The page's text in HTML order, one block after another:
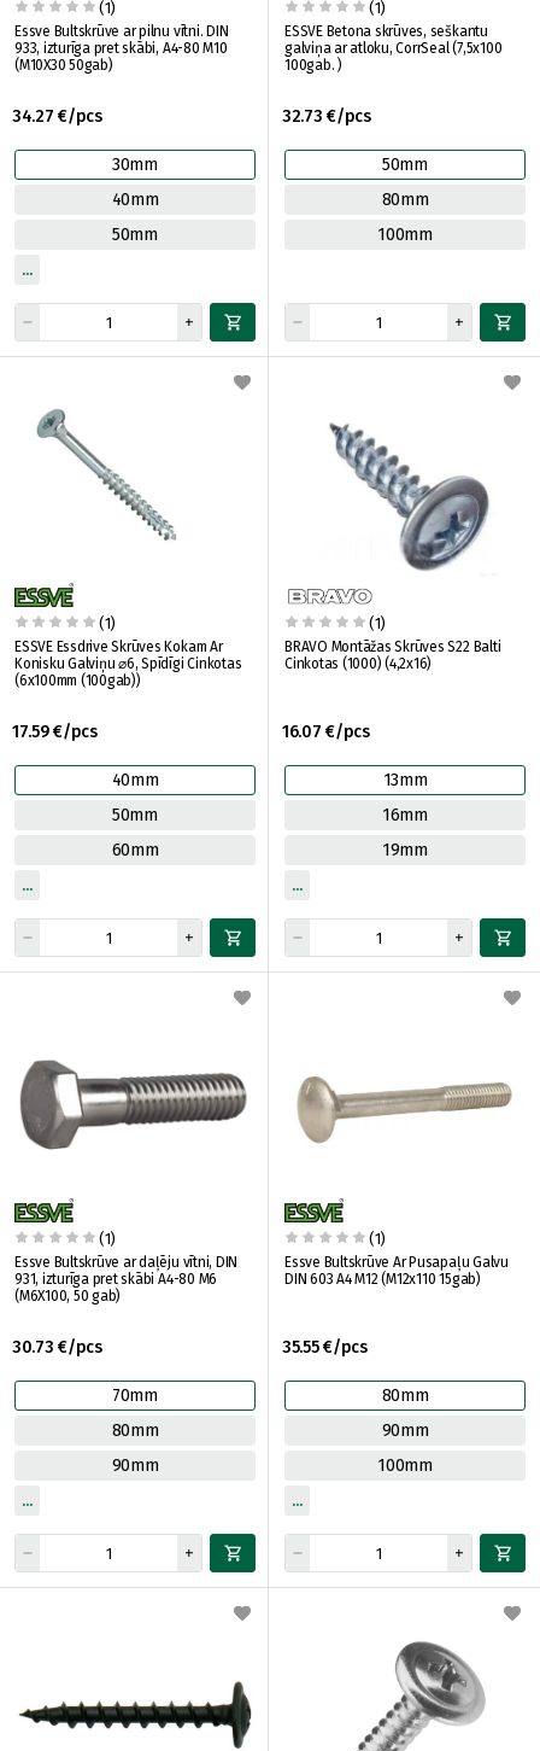
(1)
Essve Bultskrūve ar pilnu vītni. DIN
933, izturīga pret skābi, A4-80 M10
(M10X30 50gab)
34.27 €/pcs
30mm
40mm
50mm
(1)
ESSVE Betona skrūves, seškantu
galviņa ar atloku, CorrSeal (7,5x100
100gab. )
32.73 €/pcs
50mm
80mm
100mm
(1)
ESSVE Essdrive Skrūves Kokam Ar
Konisku Galviņu ⌀6, Spīdīgi Cinkotas
(6x100mm (100gab))
17.59 €/pcs
40mm
50mm
60mm
(1)
BRAVO Montāžas Skrūves S22 Balti
Cinkotas (1000) (4,2x16)
16.07 €/pcs
13mm
16mm
19mm
(1)
Essve Bultskrūve ar daļēju vītni, DIN
931, izturīga pret skābi A4-80 M6
(M6X100, 50 gab)
30.73 €/pcs
70mm
80mm
90mm
(1)
Essve Bultskrūve Ar Pusapaļu Galvu
DIN 603 A4 M12 (M12x110 15gab)
35.55 €/pcs
80mm
90mm
100mm